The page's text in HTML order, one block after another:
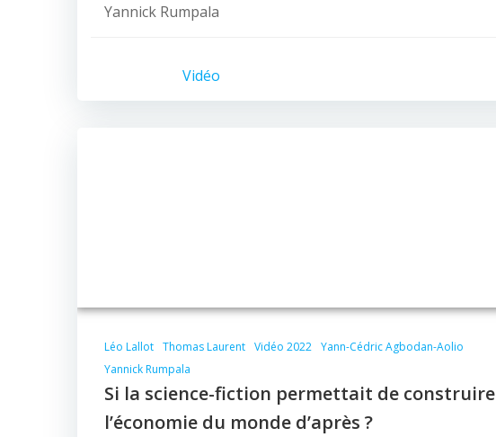
Yannick Rumpala
Vidéo
Léo Lallot Thomas Laurent Vidéo 2022 Yann-Cédric Agbodan-Aolio
Yannick Rumpala
Si la science-fiction permettait de construire
l’économie du monde d’après ?